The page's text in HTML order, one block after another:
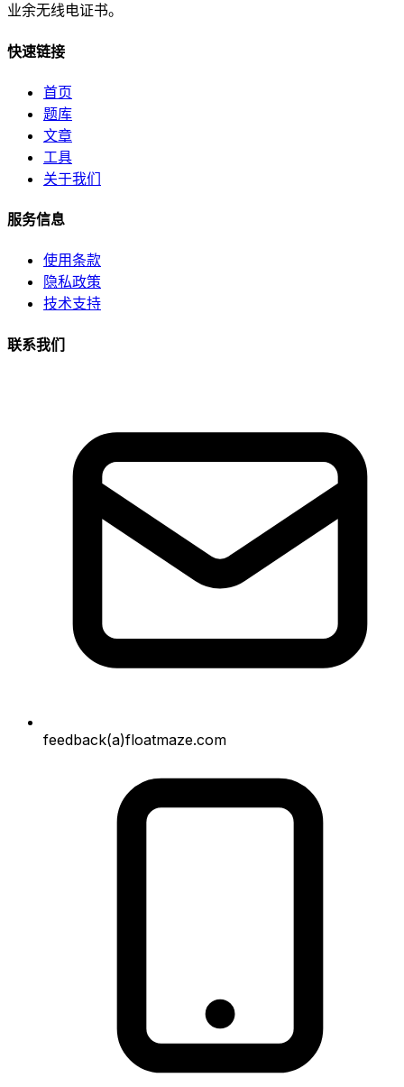
业余无线电证书。
快速链接
首页
题库
文章
工具
关于我们
服务信息
使用条款
隐私政策
技术支持
联系我们
feedback(a)floatmaze.com